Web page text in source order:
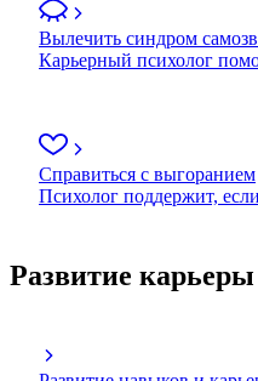
Вылечить синдром
Карьерный психолог
Справиться с выгоранием
Психолог поддержит,
Развитие карьеры